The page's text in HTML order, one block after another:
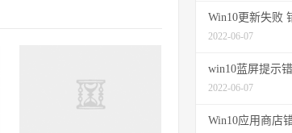
Win10更新失败
2022-06-07
win10蓝屏提示
2022-06-07
Win10应用商店